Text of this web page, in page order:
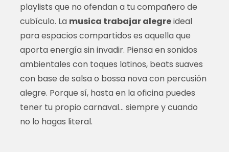
playlists que no ofendan a tu compañero de
cubículo. La musica trabajar alegreideal
para espacios compartidos es aquella que
aporta energía sin invadir. Piensa en sonidos
ambientales con toques latinos, beats suaves
con base de salsa o bossa nova con percusión
alegre. Porque sí, hasta en la oficina puedes
tener tu propio carnaval… siempre y cuando
no lo hagas literal.